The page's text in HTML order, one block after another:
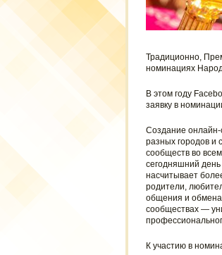
Традиционно,
номинациях
В этом году
заявку в
Создание
разных городов и
сообществ во
сегодняшний
насчитывает
родители,
общения и обмена
сообществах —
К участию в